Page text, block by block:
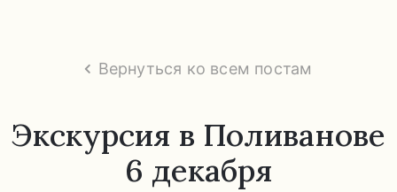
экскурсии
Вернуться ко всем постам
Экскурсия в Поливанове
6 декабря